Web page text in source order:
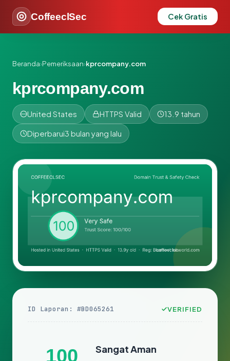
CoffeeclSec Cek Gratis
Beranda›Pemeriksaan›kprcompany.com
kprcompany.com
United States HTTPS Valid 13.9 tahun
Diperbarui3 bulan yang lalu
ID Laporan: #BD065261 VERIFIED
100 Sangat Aman